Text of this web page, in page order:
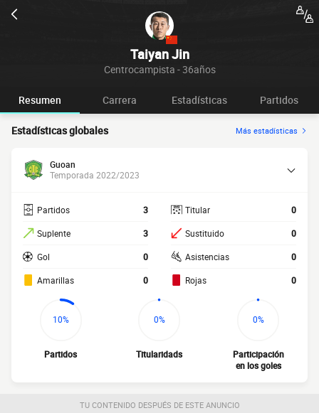
Taiyan Jin
Centrocampista - 36años
Resumen Carrera Estadísticas Partidos
Estadísticas globales Más estadísticas
Guoan
Temporada 2022/2023
Partidos 3
Suplente 3
Gol 0
Amarillas 0
Titular 0
Sustituido 0
Asistencias 0
Rojas 0
10%
Partidos
0%
Titularidads
0%
Participación
en los goles
TU CONTENIDO DESPUÉS DE ESTE ANUNCIO